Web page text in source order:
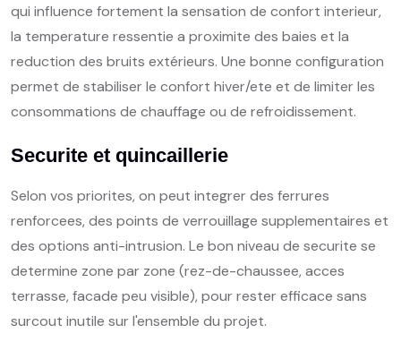
qui influence fortement la sensation de confort interieur,
la temperature ressentie a proximite des baies et la
reduction des bruits extérieurs. Une bonne configuration
permet de stabiliser le confort hiver/ete et de limiter les
consommations de chauffage ou de refroidissement.
Securite et quincaillerie
Selon vos priorites, on peut integrer des ferrures
renforcees, des points de verrouillage supplementaires et
des options anti-intrusion. Le bon niveau de securite se
determine zone par zone (rez-de-chaussee, acces
terrasse, facade peu visible), pour rester efficace sans
surcout inutile sur l'ensemble du projet.